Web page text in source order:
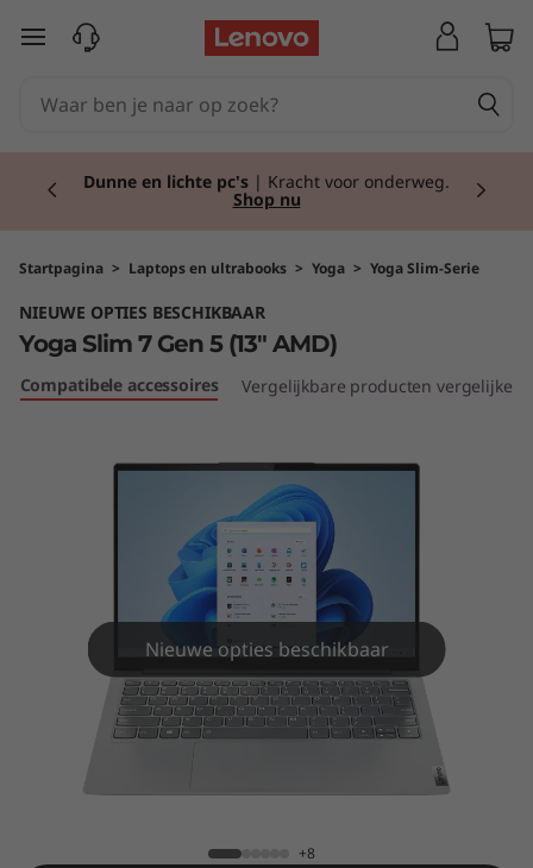
Y
m
Ga naar de hoofdinhoud
Dunne en lichte pc's | Kracht voor onderweg.
Shop nu
Startpagina > Laptops en ultrabooks > Yoga > Yoga Slim-Serie
NIEUWE OPTIES BESCHIKBAAR
Yoga Slim 7 Gen 5 (13" AMD)
Compatibele accessoires Vergelijkbare producten vergelijken
Nieuwe opties beschikbaar
+8